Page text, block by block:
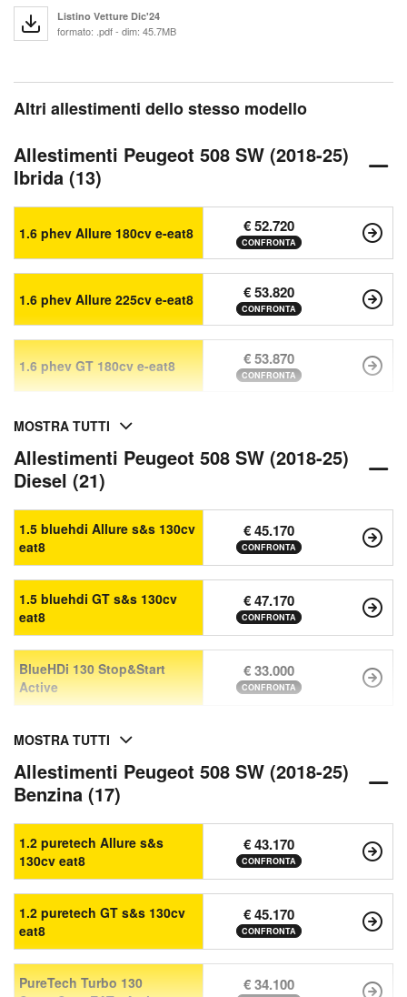
Listino Vetture Dic'24
formato: .pdf - dim: 45.7MB
Altri allestimenti dello stesso modello
Allestimenti Peugeot 508 SW (2018-25)
Ibrida (13)
1.6 phev Allure 180cv e-eat8 € 52.720
CONFRONTA
1.6 phev Allure 225cv e-eat8 € 53.820
CONFRONTA
1.6 phev GT 180cv e-eat8 € 53.870
CONFRONTA
MOSTRA TUTTI
Allestimenti Peugeot 508 SW (2018-25)
Diesel (21)
1.5 bluehdi Allure s&s 130cv
eat8
€ 45.170
CONFRONTA
1.5 bluehdi GT s&s 130cv
eat8
€ 47.170
CONFRONTA
BlueHDi 130 Stop&Start
Active
€ 33.000
CONFRONTA
MOSTRA TUTTI
Allestimenti Peugeot 508 SW (2018-25)
Benzina (17)
1.2 puretech Allure s&s
130cv eat8
€ 43.170
CONFRONTA
1.2 puretech GT s&s 130cv
eat8
€ 45.170
CONFRONTA
PureTech Turbo 130
€ 34.100